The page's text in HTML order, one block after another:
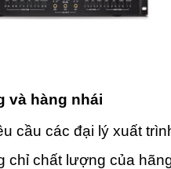
và hàng nhái
cầu các đại lý xuất
chỉ chất lượng của